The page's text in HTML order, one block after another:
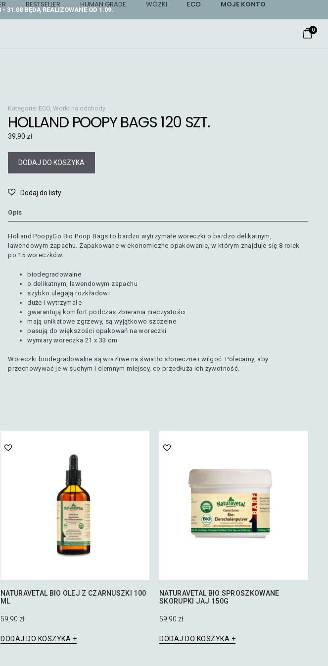
31.08 BĘDĄ REALIZOWANE OD 1.09.
BESTSELLER HUMAN GRADE WÓZKI ECO MOJE KONTO
0
HOLLAND POOPY BAGS 120 SZT.
39,90 zł
Opis
Holland PoopyGo Bio Poop Bags to bardzo wytrzymałe woreczki o bardzo delikatnym,
lawendowym zapachu. Zapakowane w ekonomiczne opakowanie, w którym znajduje się 8 rolek
po 15 woreczków.
biodegradowalne
o delikatnym, lawendowym zapachu
szybko ulegają rozkładowi
duże i wytrzymałe
gwarantują komfort podczas zbierania nieczystości
mają unikatowe zgrzewy, są wyjątkowo szczelne
pasują do większości opakowań na woreczki
wymiary woreczka 21 x 33 cm
Woreczki biodegradowalne są wrażliwe na światło słoneczne i wilgoć. Polecamy, aby
przechowywać je w suchym i ciemnym miejscy, co przedłuża ich żywotność.
DODAJ DO KOSZYKA
Kategorie: ECO,Worki na odchody
NATURAVETAL BIO OLEJ Z CZARNUSZKI 100
ML
59,90 zł
DODAJ DO KOSZYKA
NATURAVETAL BIO SPROSZKOWANE
SKORUPKI JAJ 150G
59,90 zł
DODAJ DO KOSZYKA